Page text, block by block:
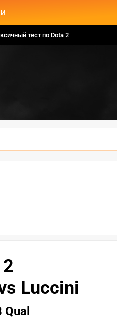
тест по Dota 2
2
Luccini